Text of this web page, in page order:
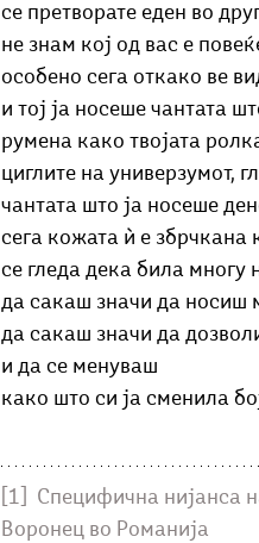
се претворате еден во
не знам кој од вас е
особено сега откако ве
и тој ја носеше чантата
румена како твојата
циглите на универзумот,
чантата што ја носеше
сега кожата ѝ е збрчкана
се гледа дека била многу
да сакаш значи да носиш
да сакаш значи да
и да се менуваш
како што си ја сменила
[1]
Специфична нијанса
Воронец во Романија